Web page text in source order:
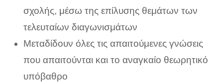
σχολής, μέσω της επίλυσης θεμάτων των
τελευταίων διαγωνισμάτων
Μεταδίδουν όλες τις απαιτούμενες γνώσεις
που απαιτούνται και το αναγκαίο θεωρητικό
υπόβαθρο